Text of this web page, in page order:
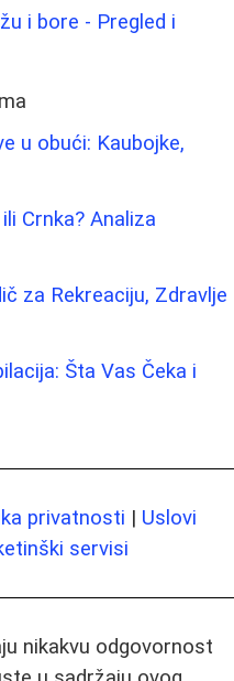
i bore - Pregled i
u obući: Kaubojke,
Crnka? Analiza
za Rekreaciju, Zdravlje
Šta Vas Čeka i
privatnosti | Uslovi
servisi
nikakvu odgovornost